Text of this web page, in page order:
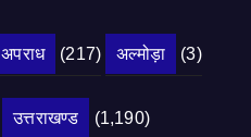
अपराध (217) अल्मोड़ा (3)
उत्तराखण्ड (1,190)